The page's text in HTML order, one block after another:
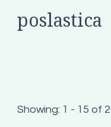
poslastica
Showing: 1 - 15 of